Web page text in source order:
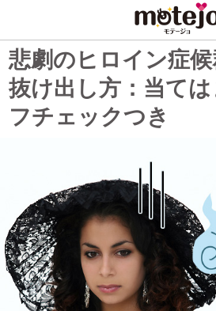
悲劇のヒロイン症
抜け出し方：当て
フチェックつき